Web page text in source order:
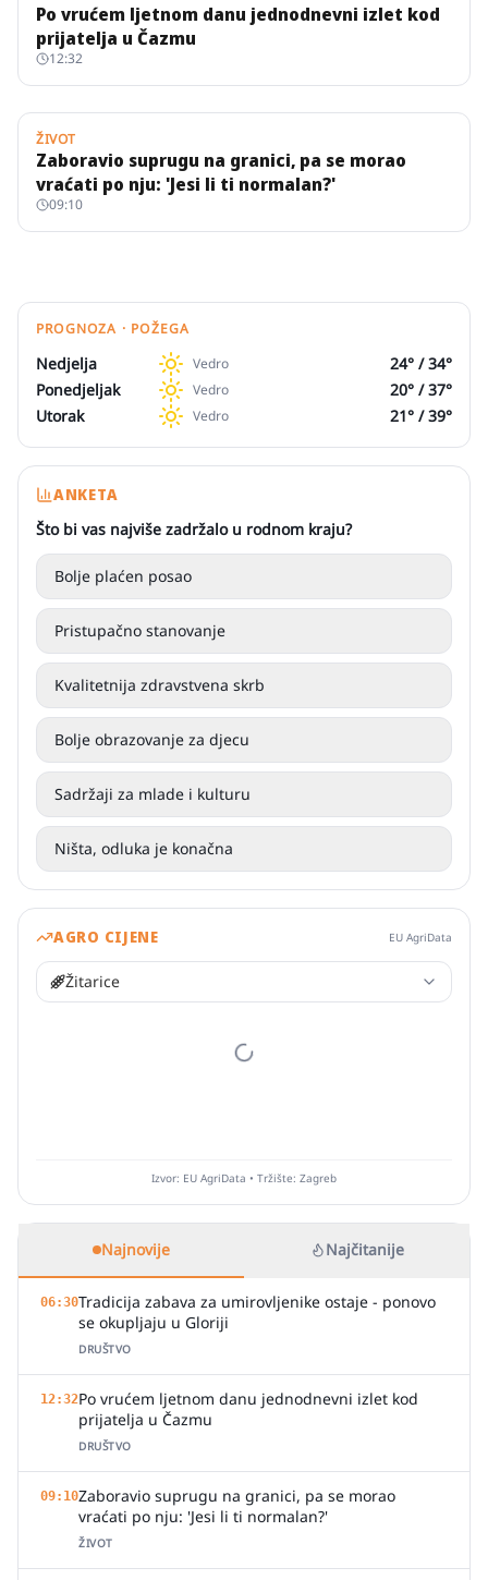
Po vrućem ljetnom danu jednodnevni izlet kod
prijatelja u Čazmu
12:32
ŽIVOT
Zaboravio suprugu na granici, pa se morao
vraćati po nju: 'Jesi li ti normalan?'
09:10
PROGNOZA · POŽEGA
Nedjelja Vedro 24° /34°
Ponedjeljak
Vedro 20° /37°
Utorak
Vedro 21° /39°
ANKETA
Što bi vas najviše zadržalo u rodnom kraju?
Bolje plaćen posao
Pristupačno stanovanje
Kvalitetnija zdravstvena skrb
Bolje obrazovanje za djecu
Sadržaji za mlade i kulturu
Ništa, odluka je konačna
AGRO CIJENE EU AgriData
Žitarice
Izvor: EU AgriData • Tržište: Zagreb
Najnovije Najčitanije
06:30Tradicija zabava za umirovljenike ostaje - ponovo
se okupljaju u Gloriji
DRUŠTVO
12:32Po vrućem ljetnom danu jednodnevni izlet kod
prijatelja u Čazmu
DRUŠTVO
09:10Zaboravio suprugu na granici, pa se morao
vraćati po nju: 'Jesi li ti normalan?'
ŽIVOT